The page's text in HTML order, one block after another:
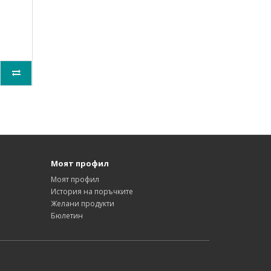
Моят профил
Моят профил
История на поръчките
Желани продукти
Бюлетин